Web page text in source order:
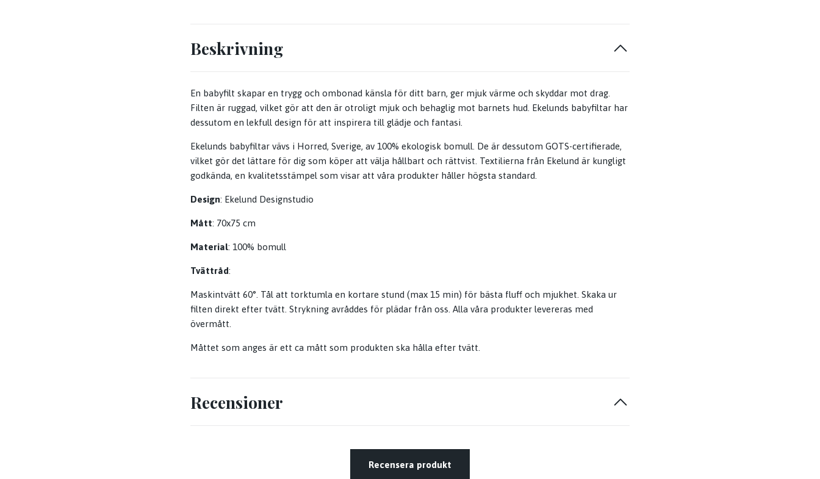
Beskrivning
En babyfilt skapar en trygg och ombonad känsla för ditt barn, ger mjuk värme och skyddar mot drag.
Filten är ruggad, vilket gör att den är otroligt mjuk och behaglig mot barnets hud. Ekelunds babyfiltar har
dessutom en lekfull design för att inspirera till glädje och fantasi.
Ekelunds babyfiltar vävs i Horred, Sverige, av 100% ekologisk bomull. De är dessutom GOTS-certifierade,
vilket gör det lättare för dig som köper att välja hållbart och rättvist. Textilierna från Ekelund är kungligt
godkända, en kvalitetsstämpel som visar att våra produkter håller högsta standard.
Design: Ekelund Designstudio
Mått: 70x75 cm
Material: 100% bomull
Tvättråd:
Maskintvätt 60°. Tål att torktumla en kortare stund (max 15 min) för bästa fluff och mjukhet. Skaka ur
filten direkt efter tvätt. Strykning avråddes för plädar från oss. Alla våra produkter levereras med
övermått.
Måttet som anges är ett ca mått som produkten ska hålla efter tvätt.
Recensioner
Recensera produkt